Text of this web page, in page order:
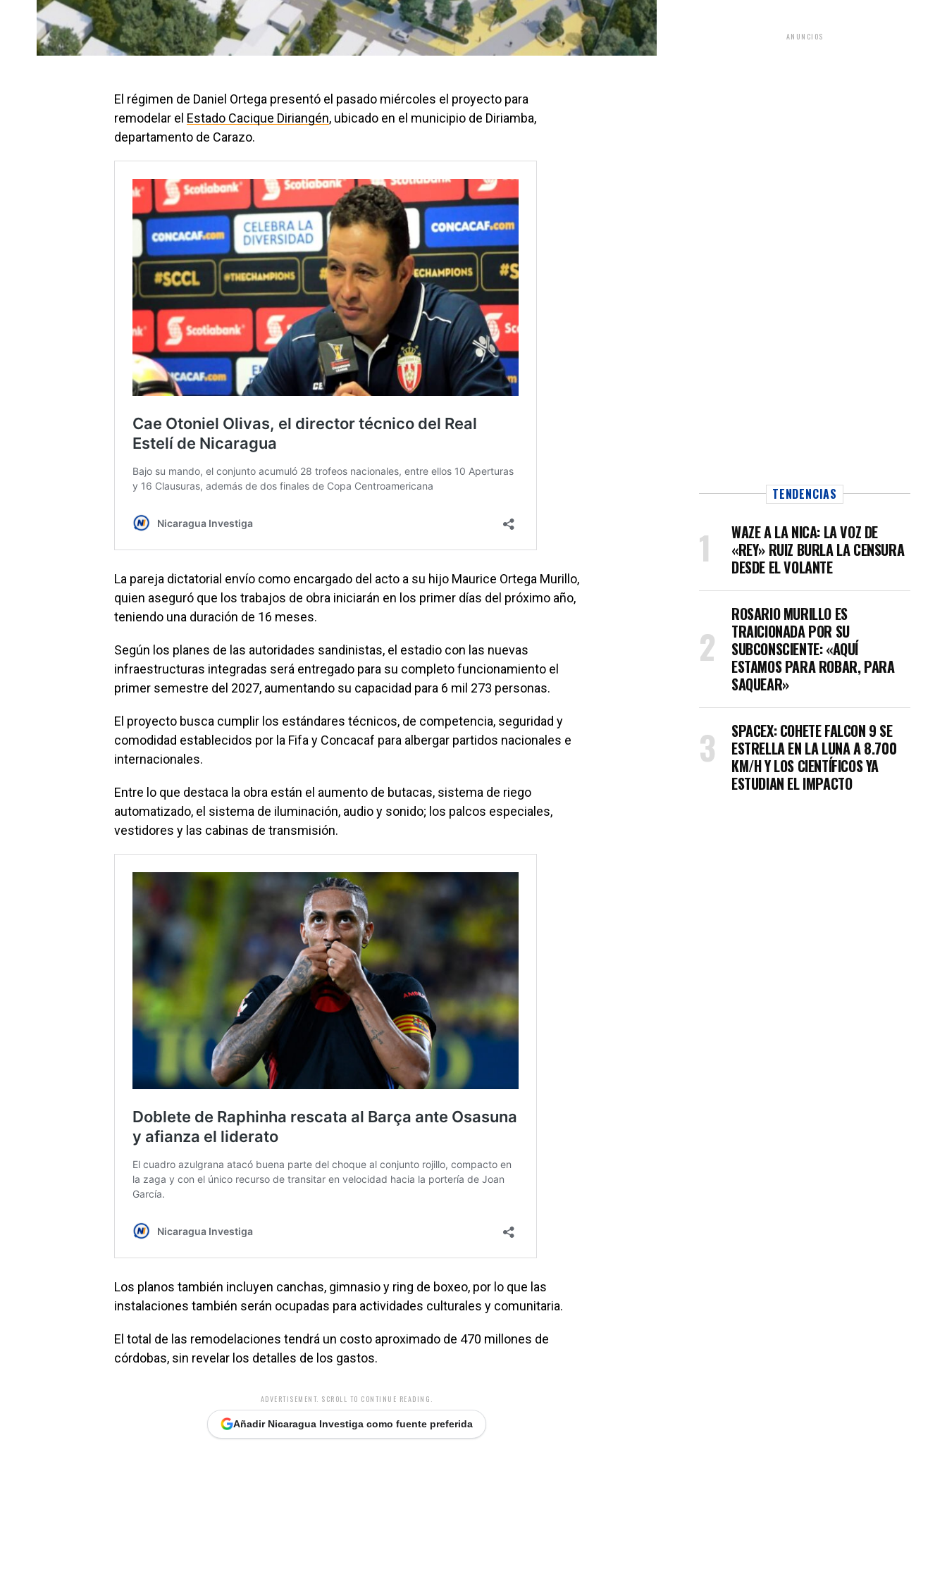
El régimen de Daniel Ortega presentó el pasado miércoles el proyecto para
remodelar el Estado Cacique Diriangén, ubicado en el municipio de Diriamba,
departamento de Carazo.
La pareja dictatorial envío como encargado del acto a su hijo Maurice Ortega Murillo,
quien aseguró que los trabajos de obra iniciarán en los primer días del próximo año,
teniendo una duración de 16 meses.
Según los planes de las autoridades sandinistas, el estadio con las nuevas
infraestructuras integradas será entregado para su completo funcionamiento el
primer semestre del 2027, aumentando su capacidad para 6 mil 273 personas.
El proyecto busca cumplir los estándares técnicos, de competencia, seguridad y
comodidad establecidos por la Fifa y Concacaf para albergar partidos nacionales e
internacionales.
Entre lo que destaca la obra están el aumento de butacas, sistema de riego
automatizado, el sistema de iluminación, audio y sonido; los palcos especiales,
vestidores y las cabinas de transmisión.
Los planos también incluyen canchas, gimnasio y ring de boxeo, por lo que las
instalaciones también serán ocupadas para actividades culturales y comunitaria.
El total de las remodelaciones tendrá un costo aproximado de 470 millones de
córdobas, sin revelar los detalles de los gastos.
ADVERTISEMENT. SCROLL TO CONTINUE READING.
Añadir Nicaragua Investiga como fuente preferida
ANUNCIOS
TENDENCIAS
WAZE A LA NICA: LA VOZ DE
«REY» RUIZ BURLA LA CENSURA
DESDE EL VOLANTE
ROSARIO MURILLO ES
TRAICIONADA POR SU
SUBCONSCIENTE: «AQUÍ
ESTAMOS PARA ROBAR, PARA
SAQUEAR»
SPACEX: COHETE FALCON 9 SE
ESTRELLA EN LA LUNA A 8.700
KM/H Y LOS CIENTÍFICOS YA
ESTUDIAN EL IMPACTO